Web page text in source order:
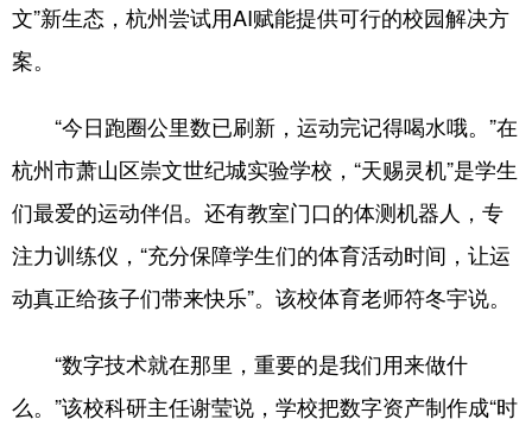
文”新生态，杭州尝试用AI赋能提供可行的校园解决方
案。
“今日跑圈公里数已刷新，运动完记得喝水哦。”在
杭州市萧山区崇文世纪城实验学校，“天赐灵机”是学生
们最爱的运动伴侣。还有教室门口的体测机器人，专
注力训练仪，“充分保障学生们的体育活动时间，让运
动真正给孩子们带来快乐”。该校体育老师符冬宇说。
“数字技术就在那里，重要的是我们用来做什
么。”该校科研主任谢莹说，学校把数字资产制作成“时